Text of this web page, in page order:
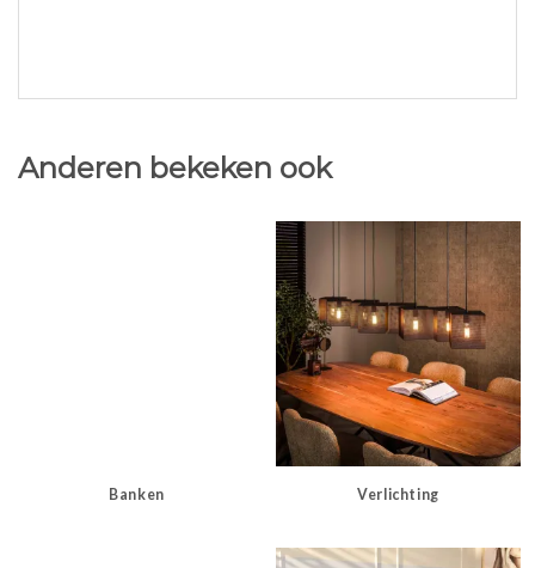
Anderen bekeken ook
Banken Verlichting